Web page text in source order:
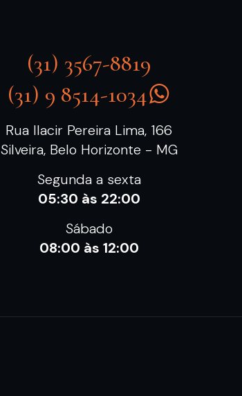
(31) 3567-8819
(31) 9 8514-1034
Rua Ilacir Pereira Lima, 166
Silveira, Belo Horizonte - MG
Segunda a sexta
05:30 às 22:00
Sábado
08:00 às 12:00